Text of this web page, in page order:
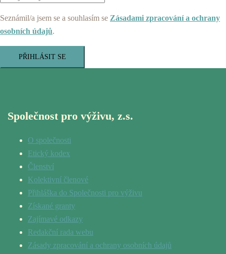
Seznámil/a jsem se a souhlasím se Zásadami zpracování a ochrany
osobních údajů.
PŘIHLÁSIT SE
Společnost pro výživu, z.s.
O společnosti
Etický kodex
Členství
Kolektivní členové
Přihláška do Společnosti pro výživu
Získané granty
Zajímavé odkazy
Redakční rada webu
Zásady zpracování a ochrany osobních údajů